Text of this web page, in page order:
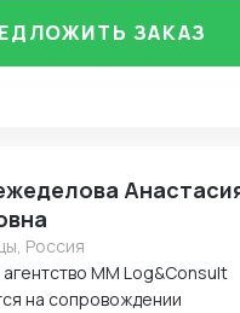
ЗАКАЗ
Россия
MM Log&Consult
на сопровождении